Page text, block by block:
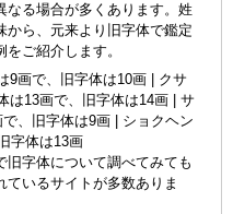
なる場合が多くあります。姓
から、元来より旧字体で鑑定
ご紹介します。
9画で、旧字体は10画 | クサ
は13画で、旧字体は14画 | サ
、旧字体は9画 | ショクヘン
字体は13画
旧字体について調べてみても
いるサイトが多数ありま